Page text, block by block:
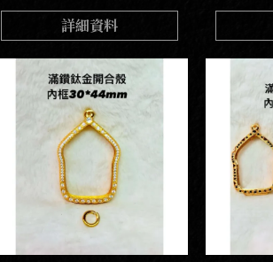
詳細資料